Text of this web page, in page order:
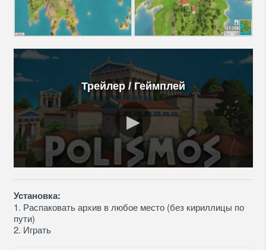
Трейлер / Геймплей
Установка:
1. Распаковать архив в любое место (без кириллицы по
пути)
2. Играть